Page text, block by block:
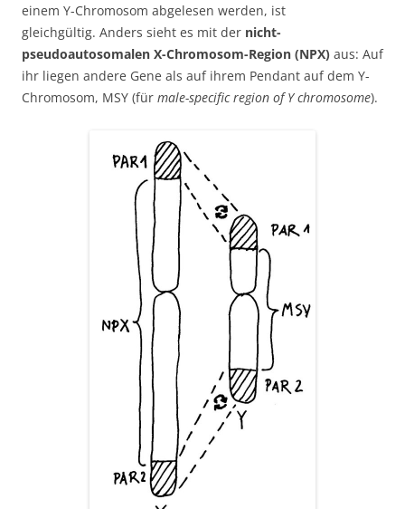
einem Y-Chromosom abgelesen werden, ist
gleichgültig. Anders sieht es mit der nicht-
pseudoautosomalen X-Chromosom-Region (NPX) aus: Auf
ihr liegen andere Gene als auf ihrem Pendant auf dem Y-
Chromosom, MSY (für male-specific region of Y chromosome).